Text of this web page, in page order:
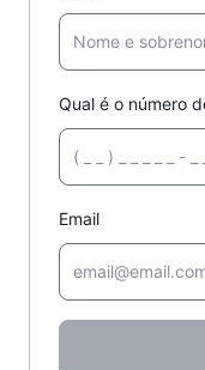
Qual é o número
Email